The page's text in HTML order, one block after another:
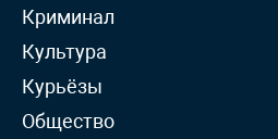
Криминал
Культура
Курьёзы
Общество